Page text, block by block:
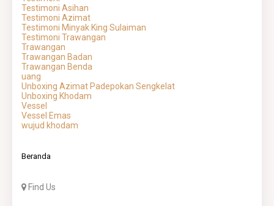
Testimoni Asihan
Testimoni Azimat
Testimoni Minyak King Sulaiman
Testimoni Trawangan
Trawangan
Trawangan Badan
Trawangan Benda
uang
Unboxing Azimat Padepokan Sengkelat
Unboxing Khodam
Vessel
Vessel Emas
wujud khodam
Beranda
Find Us